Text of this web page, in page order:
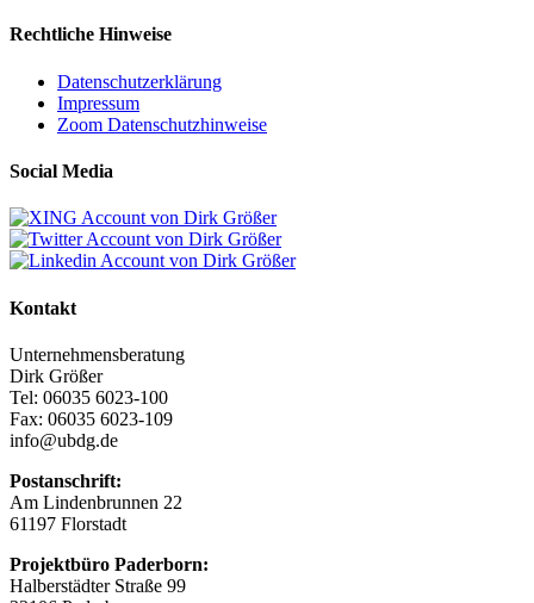
Rechtliche Hinweise
Datenschutzerklärung
Impressum
Zoom Datenschutzhinweise
Social Media
Kontakt
Unternehmensberatung
Dirk Größer
Tel: 06035 6023-100
Fax: 06035 6023-109
info@ubdg.de
Postanschrift:
Am Lindenbrunnen 22
61197 Florstadt
Projektbüro Paderborn:
Halberstädter Straße 99